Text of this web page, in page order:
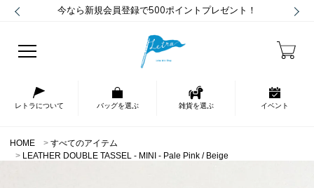
今なら新規会員登録で500ポイントプレゼント！
レトラについて バッグを選ぶ 雑貨を選ぶ イベント
HOME
すべてのアイテム
LEATHER DOUBLE TASSEL - MINI - Pale Pink / Beige